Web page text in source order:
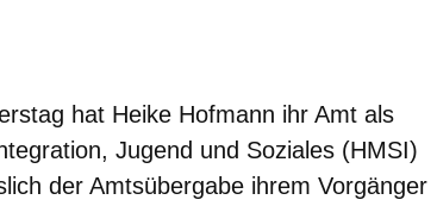
hat Heike Hofmann ihr Amt als
Jugend und Soziales (HMSI)
der Amtsübergabe ihrem Vorgänger